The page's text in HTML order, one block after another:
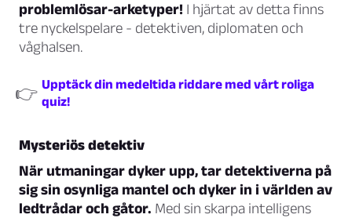
problemlösar-arketyper! I hjärtat av detta finns
tre nyckelspelare - detektiven, diplomaten och
våghalsen.
👉 Upptäck din medeltida riddare med vårt roliga
quiz!
Mysteriös detektiv
När utmaningar dyker upp, tar detektiverna på
sig sin osynliga mantel och dyker in i världen av
ledtrådar och gåtor. Med sin skarpa intelligens